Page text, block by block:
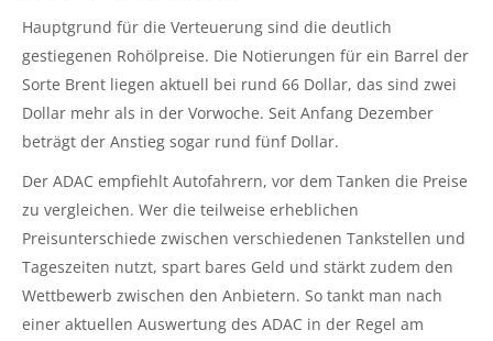
Hauptgrund für die Verteuerung sind die deutlich
gestiegenen Rohölpreise. Die Notierungen für ein Barrel der
Sorte Brent liegen aktuell bei rund 66 Dollar, das sind zwei
Dollar mehr als in der Vorwoche. Seit Anfang Dezember
beträgt der Anstieg sogar rund fünf Dollar.
Der ADAC empfiehlt Autofahrern, vor dem Tanken die Preise
zu vergleichen. Wer die teilweise erheblichen
Preisunterschiede zwischen verschiedenen Tankstellen und
Tageszeiten nutzt, spart bares Geld und stärkt zudem den
Wettbewerb zwischen den Anbietern. So tankt man nach
einer aktuellen Auswertung des ADAC in der Regel am